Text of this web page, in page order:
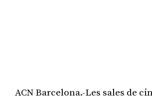
ACN Barcelona.-Les sales de